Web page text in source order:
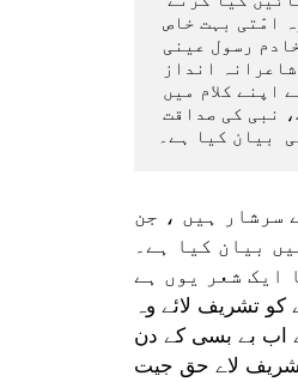
بیان کیا ہے۔
سرشار ہیں ، جن
بیان کیا ہے۔
کو تشریف لائے وہ
اب بے بسی کے دن
لاے حق جیت